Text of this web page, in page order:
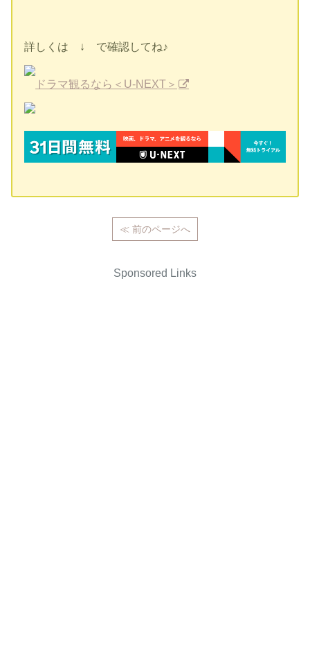
詳しくは ↓ で確認してね♪
ドラマ観るなら＜U-NEXT＞
≪ 前のページへ
Sponsored Links